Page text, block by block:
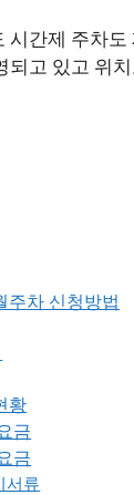
시간제 주차
되고 있고 위
주차 신청방법
황
금
금
서류